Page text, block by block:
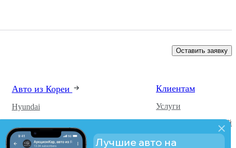
Оставить заявку
Авто из Кореи
Hyundai
SsangYong
Клиентам
Услуги
Каталог автомобилей
О компании
Лучшие авто на